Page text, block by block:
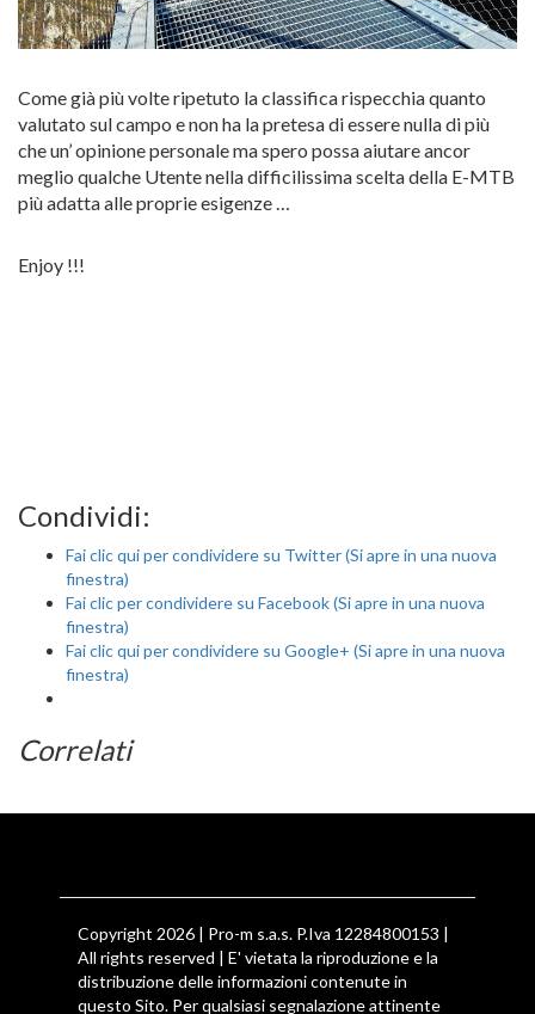
Come già più volte ripetuto la classifica rispecchia quanto
valutato sul campo e non ha la pretesa di essere nulla di più
che un’ opinione personale ma spero possa aiutare ancor
meglio qualche Utente nella difficilissima scelta della E-MTB
più adatta alle proprie esigenze …
Enjoy !!!
Condividi:
Fai clic qui per condividere su Twitter (Si apre in una nuova
finestra)
Fai clic per condividere su Facebook (Si apre in una nuova
finestra)
Fai clic qui per condividere su Google+ (Si apre in una nuova
finestra)
Correlati
Copyright 2026 | Pro-m s.a.s. P.Iva 12284800153 |
All rights reserved | E' vietata la riproduzione e la
distribuzione delle informazioni contenute in
questo Sito. Per qualsiasi segnalazione attinente